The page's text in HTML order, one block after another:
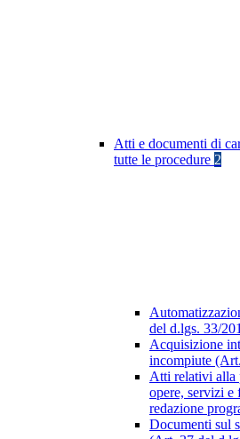
Atti e documenti di
tutte le procedure 2
del d.lgs. 33/
Acquisizione
incompiute
Atti relativi alla
opere, servizi e
redazione
Documenti sul